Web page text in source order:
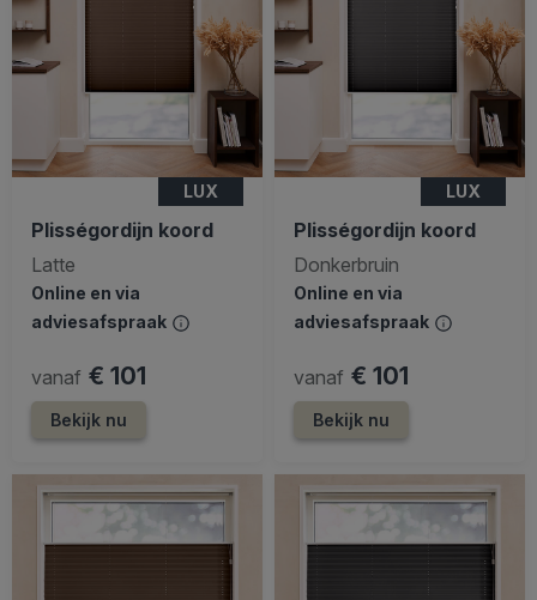
LUX
Plisségordijn koord
Latte
Online en via
adviesafspraak
vanaf € 101
Bekijk nu
LUX
Plisségordijn koord
Donkerbruin
Online en via
adviesafspraak
vanaf € 101
Bekijk nu